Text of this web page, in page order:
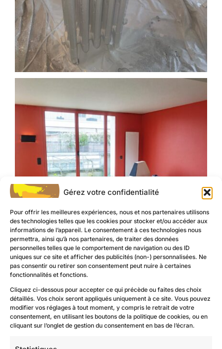
Gérez votre confidentialité
Pour offrir les meilleures expériences, nous et nos partenaires utilisons
des technologies telles que les cookies pour stocker et/ou accéder aux
informations de l’appareil. Le consentement à ces technologies nous
permettra, ainsi qu’à nos partenaires, de traiter des données
personnelles telles que le comportement de navigation ou des ID
uniques sur ce site et afficher des publicités (non-) personnalisées. Ne
pas consentir ou retirer son consentement peut nuire à certaines
fonctionnalités et fonctions.
Cliquez ci-dessous pour accepter ce qui précède ou faites des choix
détaillés. Vos choix seront appliqués uniquement à ce site. Vous pouvez
modifier vos réglages à tout moment, y compris le retrait de votre
consentement, en utilisant les boutons de la politique de cookies, ou en
cliquant sur l’onglet de gestion du consentement en bas de l’écran.